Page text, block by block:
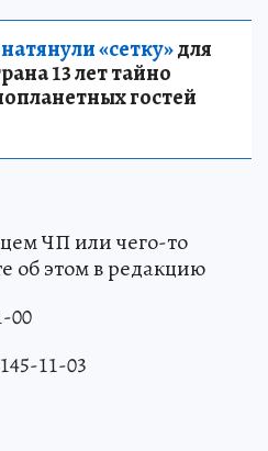
«сетку»для
13 лет тайно
гостей
ЧП или чего-то
об этом в редакцию
00
11-03